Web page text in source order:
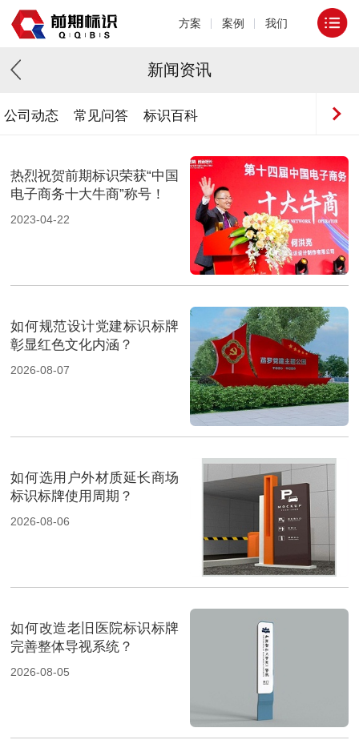
方案 案例 我们
新闻资讯
公司动态 常见问答 标识百科
热烈祝贺前期标识荣获“中国
电子商务十大牛商”称号！
2023-04-22
如何规范设计党建标识标牌
彰显红色文化内涵？
2026-08-07
如何选用户外材质延长商场
标识标牌使用周期？
2026-08-06
如何改造老旧医院标识标牌
完善整体导视系统？
2026-08-05